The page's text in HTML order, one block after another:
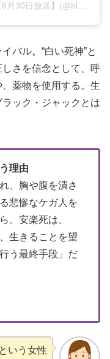
「ブラック・ジャック」ドラマ公式【6月30日放送】(@blackjack.tvasahi)がシェアした投稿
バル。“白い死神”と
さを信念として、呼
薬物を使用する。生
ック・ジャックとは
理由
、胸や腹を潰さ
悲惨なケガ人を
。安楽死は、
生きることを望
う最終手段」だ
いう女性